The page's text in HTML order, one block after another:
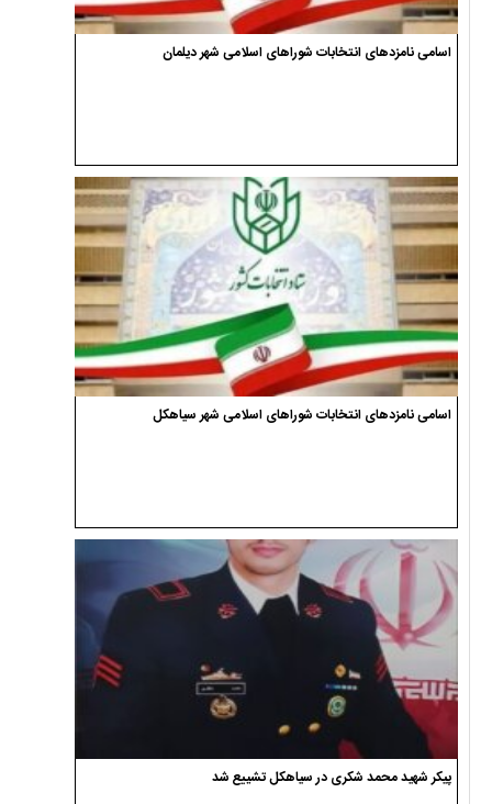
اسامی نامزدهای انتخابات شوراهای اسلامی شهر دیلمان
اسامی نامزدهای انتخابات شوراهای اسلامی شهر سیاهکل
پیکر شهید محمد شکری در سیاهکل تشییع شد